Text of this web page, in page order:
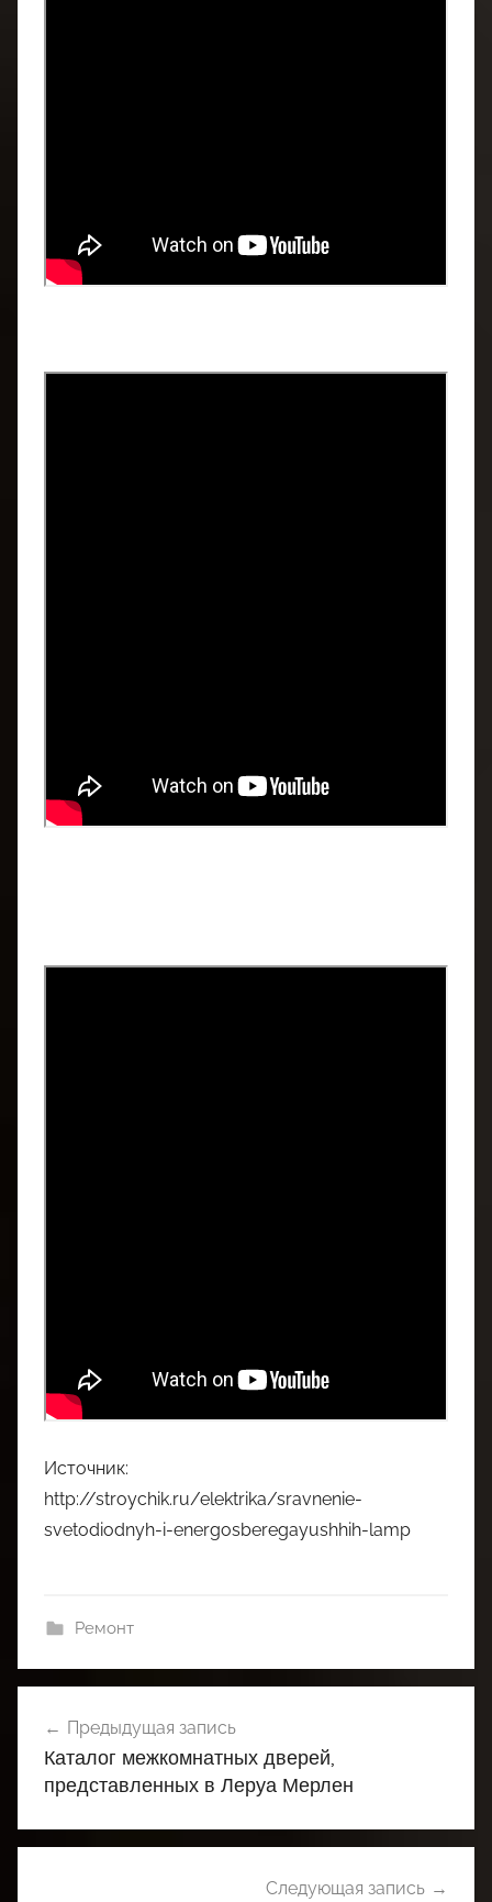
Источник:
http://stroychik.ru/elektrika/sravnenie-
svetodiodnyh-i-energosberegayushhih-lamp
Ремонт
по
записям
Предыдущая запись
Каталог межкомнатных дверей,
представленных в Леруа Мерлен
Следующая запись